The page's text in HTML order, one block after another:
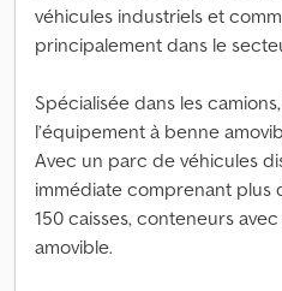
véhicules industriels et
principalement dans le
Spécialisée dans les
l’équipement à benne
Avec un parc de véhicules
immédiate comprenant plus
150 caisses, conteneurs
amovible.